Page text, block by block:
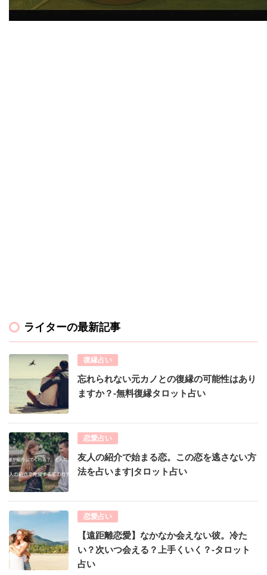
ライターの最新記事
復縁占い
忘れられない元カノとの復縁の可能性はあり
ますか？-無料復縁タロット占い
恋愛占い
友人の紹介で始まる恋。この恋を逃さない方
法を占います|タロット占い
恋愛占い
【遠距離恋愛】なかなか会えない彼。冷た
い？次いつ会える？上手くいく？-タロット
占い